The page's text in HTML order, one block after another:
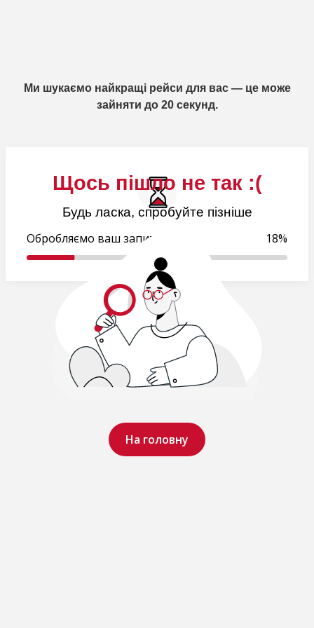
Щось пішло не так :(
Будь ласка, спробуйте пізніше
На головну
Ми шукаємо найкращі рейси для вас — це може
зайняти до 20 секунд.
Обробляємо ваш запит.. 19%